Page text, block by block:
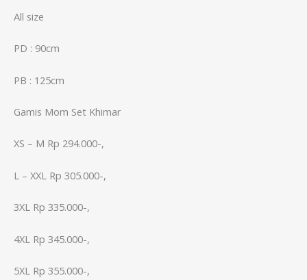
All size
PD : 90cm
PB : 125cm
Gamis Mom Set Khimar
XS – M Rp 294.000-,
L – XXL Rp 305.000-,
3XL Rp 335.000-,
4XL Rp 345.000-,
5XL Rp 355.000-,